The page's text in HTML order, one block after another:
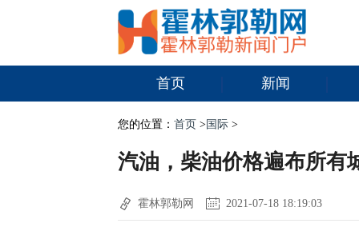
首页 新闻
您的位置： 首页 > 国际 >
汽油，柴油价格遍布所有
霍林郭勒网 2021-07-18 18:19:03